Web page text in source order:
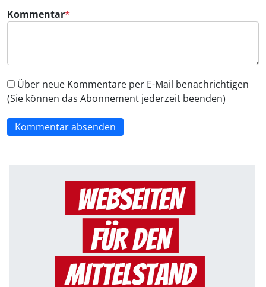
Kommentar*
Über neue Kommentare per E-Mail benachrichtigen
(Sie können das Abonnement jederzeit beenden)
Kommentar absenden